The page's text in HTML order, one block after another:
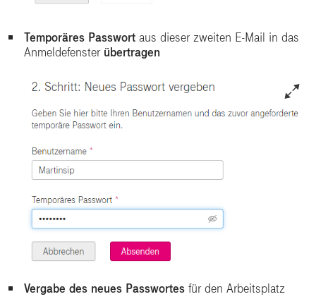
Temporäres Passwort aus dieser zweiten E-Mail in das
Anmeldefenster übertragen
Vergabe des neues Passwortes für den Arbeitsplatz